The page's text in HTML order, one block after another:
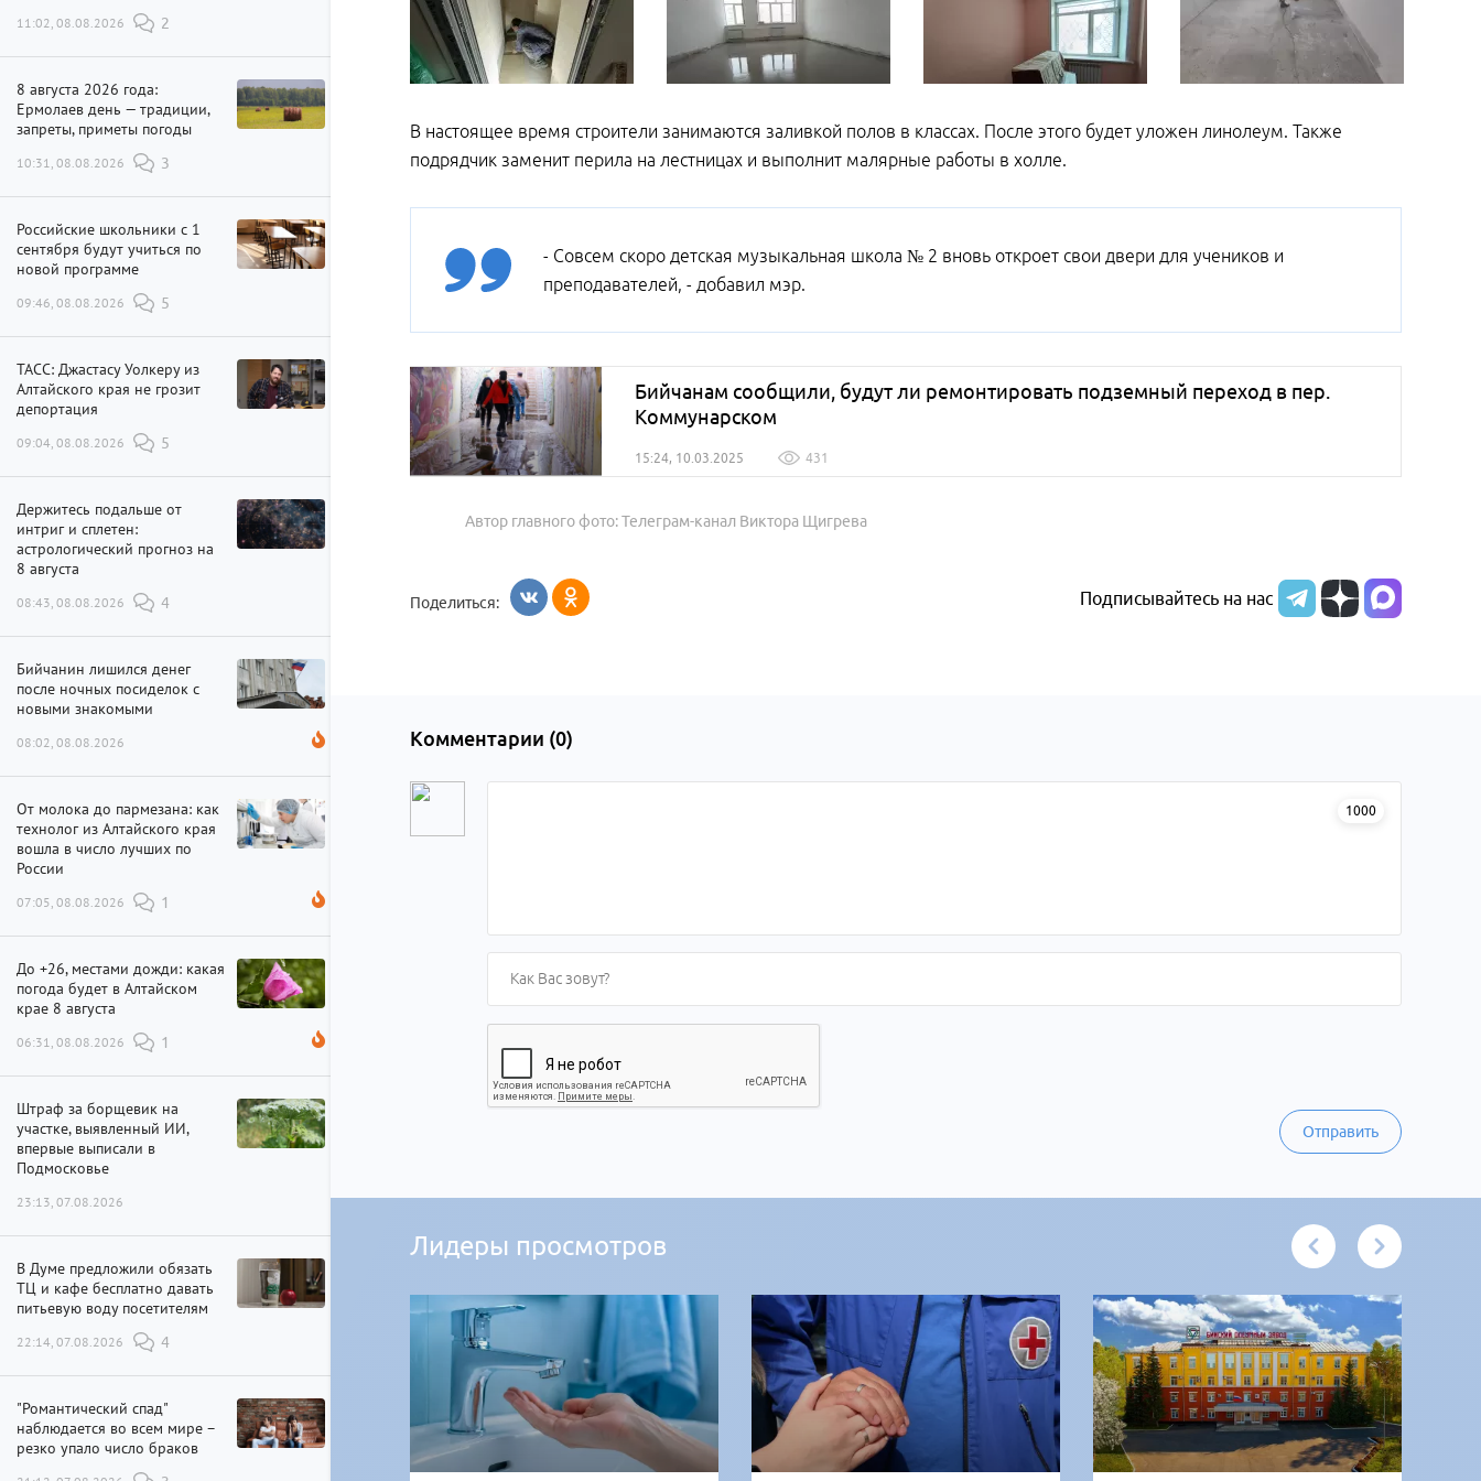
11:02, 08.08.2026 2
8 августа 2026 года:
Ермолаев день — традиции,
запреты, приметы погоды
10:31, 08.08.2026 3
Российские школьники с 1
сентября будут учиться по
новой программе
09:46, 08.08.2026 5
ТАСС: Джастасу Уолкеру из
Алтайского края не грозит
депортация
09:04, 08.08.2026 5
Держитесь подальше от
интриг и сплетен:
астрологический прогноз на
8 августа
08:43, 08.08.2026 4
Бийчанин лишился денег
после ночных посиделок с
новыми знакомыми
08:02, 08.08.2026
От молока до пармезана: как
технолог из Алтайского края
вошла в число лучших по
России
07:05, 08.08.2026 1
До +26, местами дожди: какая
погода будет в Алтайском
крае 8 августа
06:31, 08.08.2026 1
Штраф за борщевик на
участке, выявленный ИИ,
впервые выписали в
Подмосковье
23:13, 07.08.2026
В Думе предложили обязать
ТЦ и кафе бесплатно давать
питьевую воду посетителям
22:14, 07.08.2026 4
"Романтический спад"
наблюдается во всем мире –
резко упало число браков
В настоящее время строители занимаются заливкой полов в классах. После этого будет уложен линолеум. Также
подрядчик заменит перила на лестницах и выполнит малярные работы в холле.
- Совсем скоро детская музыкальная школа № 2 вновь откроет свои двери для учеников и
преподавателей, - добавил мэр.
Бийчанам сообщили, будут ли ремонтировать подземный переход в пер.
Коммунарском
15:24, 10.03.2025 431
Автор главного фото: Телеграм-канал Виктора Щигрева
Поделиться: Подписывайтесь на нас
Комментарии (0)
1000
Отправить
Лидеры просмотров